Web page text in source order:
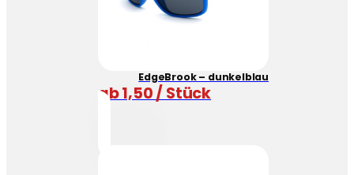
EdgeBrook – dunkelblau
ab 1,50 / Stück